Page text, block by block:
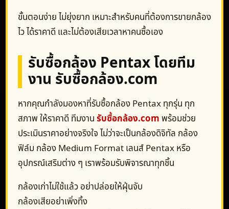
ขั้นตอนง่าย ไม่ยุ่งยาก เหมาะสำหรับคนที่ต้องการขายกล้อง
ไว ได้ราคาดี และไม่ต้องเสียเวลาหาคนซื้อเอง
รับซื้อกล้อง Pentax โดยทีม
งาน รับซื้อกล้อง.com
หากคุณกำลังมองหาที่รับซื้อกล้อง Pentax ทุกรุ่น ทุก
สภาพ ให้ราคาดี ทีมงานรับซื้อกล้อง.comพร้อมช่วย
ประเมินราคาอย่างจริงใจ ไม่ว่าจะเป็นกล้องดิจิทัล กล้อง
ฟิล์ม กล้อง Medium Format เลนส์ Pentax หรือ
อุปกรณ์เสริมต่าง ๆ เราพร้อมรับพิจารณาทุกชิ้น
กล้องเก่าไม่ใช้แล้ว อย่าปล่อยให้ฝุ่นจับ
กล้องเสียอย่าเพิ่งทิ้ง